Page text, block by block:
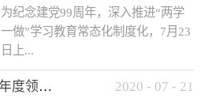
为纪念建党99周年，深入推进“两学
一做”学习教育常态化制度化，7月23
日上...
华西保险经纪召开2019年度领导班子述职考核工作会 2020 - 07 - 21